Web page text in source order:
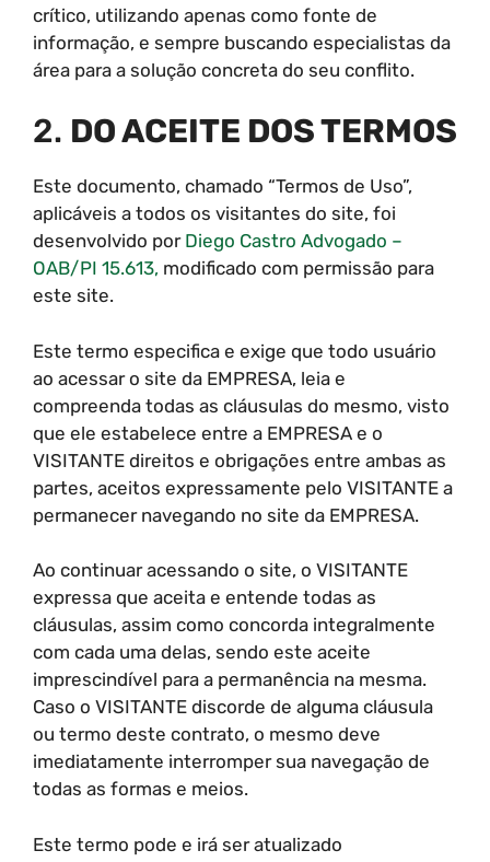
crítico, utilizando apenas como fonte de
informação, e sempre buscando especialistas da
área para a solução concreta do seu conflito.
2. DO ACEITE DOS TERMOS
Este documento, chamado “Termos de Uso”,
aplicáveis a todos os visitantes do site, foi
desenvolvido por Diego Castro Advogado –
OAB/PI 15.613, modificado com permissão para
este site.
Este termo especifica e exige que todo usuário
ao acessar o site da EMPRESA, leia e
compreenda todas as cláusulas do mesmo, visto
que ele estabelece entre a EMPRESA e o
VISITANTE direitos e obrigações entre ambas as
partes, aceitos expressamente pelo VISITANTE a
permanecer navegando no site da EMPRESA.
Ao continuar acessando o site, o VISITANTE
expressa que aceita e entende todas as
cláusulas, assim como concorda integralmente
com cada uma delas, sendo este aceite
imprescindível para a permanência na mesma.
Caso o VISITANTE discorde de alguma cláusula
ou termo deste contrato, o mesmo deve
imediatamente interromper sua navegação de
todas as formas e meios.
Este termo pode e irá ser atualizado